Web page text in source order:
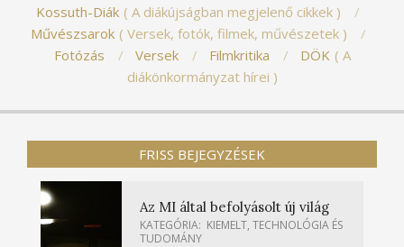
Kossuth-Diák
A diákújságban megjelenő cikkek
Művészsarok
Versek, fotók, filmek, művészetek
Fotózás
Versek Filmkritika DÖK
A
diákönkormányzat hírei
FRISS BEJEGYZÉSEK
Az MI által befolyásolt új világ
KATEGÓRIA: KIEMELT, TECHNOLÓGIA ÉS
TUDOMÁNY